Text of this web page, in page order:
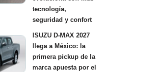
tecnología,
seguridad y confort
ISUZU D-MAX 2027
llega a México: la
primera pickup de la
marca apuesta por el